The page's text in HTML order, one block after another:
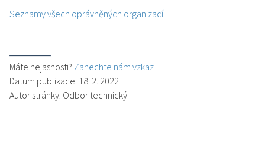
Seznamy všech oprávněných organizací
Máte nejasnosti? Zanechte nám vzkaz
Datum publikace: 18. 2. 2022
Autor stránky: Odbor technický